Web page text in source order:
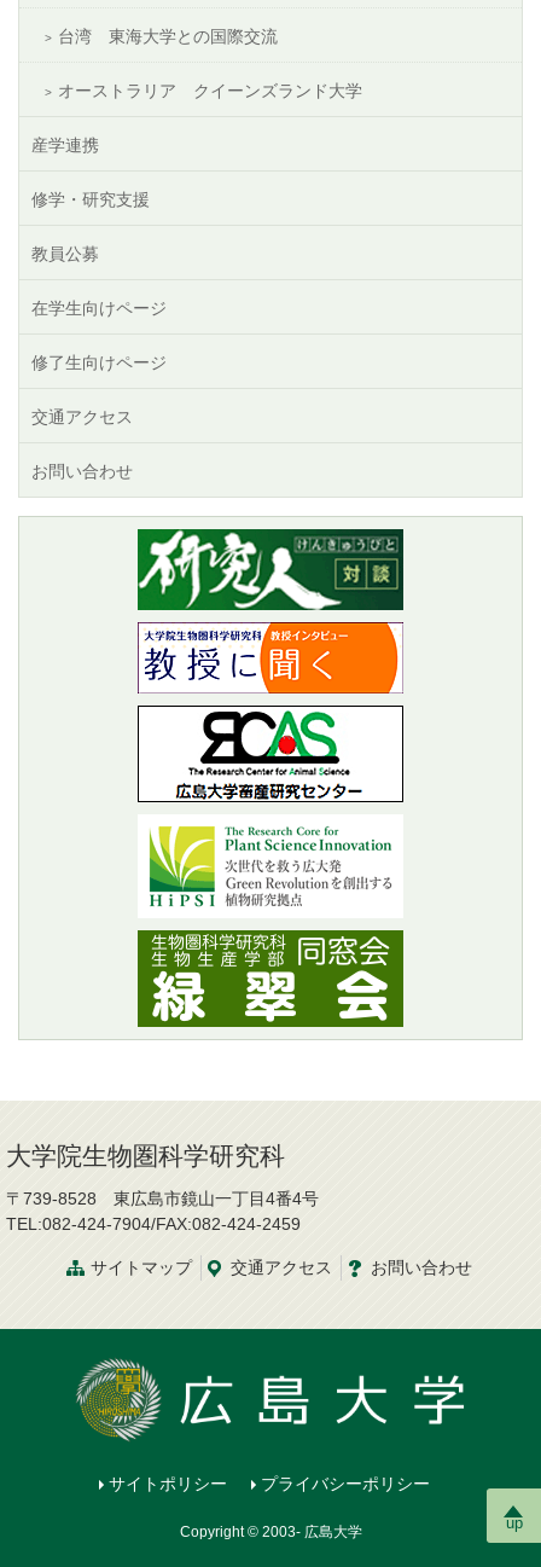
台湾 東海大学との国際交流
オーストラリア クイーンズランド大学
産学連携
修学・研究支援
教員公募
在学生向けページ
修了生向けページ
交通アクセス
お問い合わせ
up
大学院生物圏科学研究科
〒739-8528 東広島市鏡山一丁目4番4号
TEL:082-424-7904/FAX:082-424-2459
サイトマップ 交通アクセス お問い合わせ
サイトポリシー プライバシーポリシー
Copyright © 2003- 広島大学